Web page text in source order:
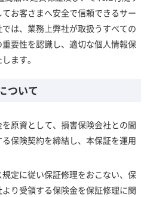
お客さまへ安全で信頼できるサー
は、業務上弊社が取扱うすべての
要性を認識し、適切な個人情報保
ます。
ついて
原資として、損害保険会社との間
保険契約を締結し、本保証を運用
定に従い保証修理をおこない、保
り受領する保険金を保証修理に関